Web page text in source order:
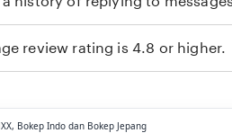
review rating is 4.8 or higher.
Bokep Indo dan Bokep Jepang